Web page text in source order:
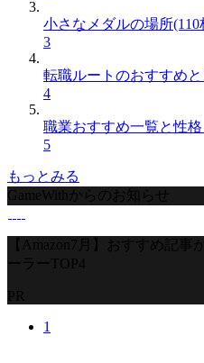
小さなメダルの場所
3
転職ルートのおすすめ
4
職業おすすめ一覧と性
5
もっとみる
GameWithからのお知らせ
【Amazon7月】おすすめ記
ーラーTOP4
PR
1